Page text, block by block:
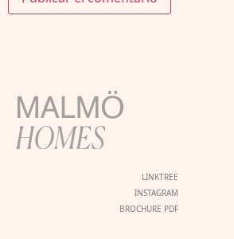
LINKTREE
INSTAGRAM
BROCHURE PDF